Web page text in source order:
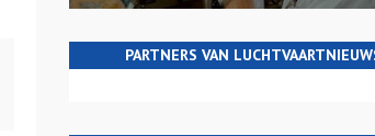
PARTNERS VAN